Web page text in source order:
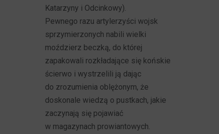
Katarzyny i Odcinkowy).
Pewnego razu artylerzyści wojsk
sprzymierzonych nabili wielki
moździerz beczką, do której
zapakowali rozkładające się końskie
ścierwo i wystrzelili ją dając
do zrozumienia oblężonym, że
doskonale wiedzą o pustkach, jakie
zaczynają się pojawiać
w magazynach prowiantowych.